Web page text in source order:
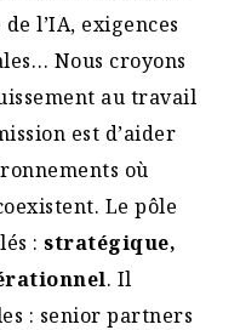
l’IA, exigences
Nous croyons
au travail
est d’aider
où
Le pôle
: stratégique,
. Il
: senior partners